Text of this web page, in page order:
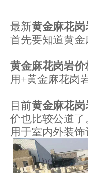
最新黄金麻花岗
首先要知道黄
黄金麻花岗岩价
用+黄金麻花岗
目前黄金麻花岗
价也比较公道了
用于室内外装